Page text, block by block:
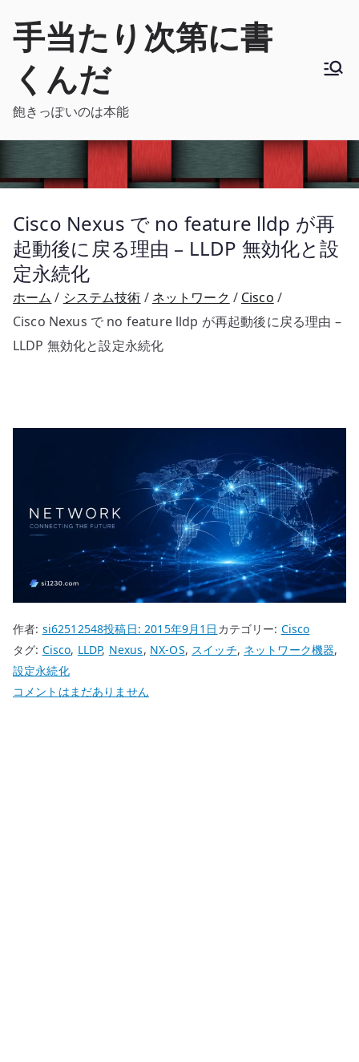
手当たり次第に書
くんだ
飽きっぽいのは本能
Cisco Nexus で no feature lldp が再
起動後に戻る理由 – LLDP 無効化と設
定永続化
ホーム システム技術 ネットワーク
Cisco
Cisco Nexus で no feature lldp が再起動後に戻る理由 –
LLDP 無効化と設定永続化
作者: si62512548投稿日:2015年9月1日 カテゴリー: Cisco
タグ: Cisco, LLDP, Nexus, NX-OS, スイッチ, ネットワーク機器,
設定永続化
Cisco
コメントはまだありません